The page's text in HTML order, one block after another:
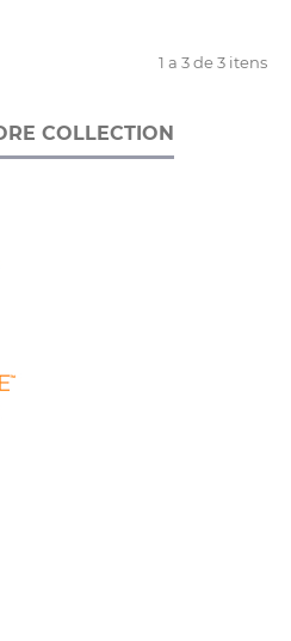
1 a 3 de 3 itens
COLLECTION